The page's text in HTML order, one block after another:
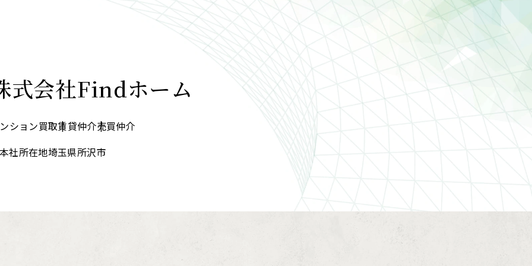
式会社Findホーム
ション買取賃貸仲介売買仲介
本社所在地埼玉県所沢市